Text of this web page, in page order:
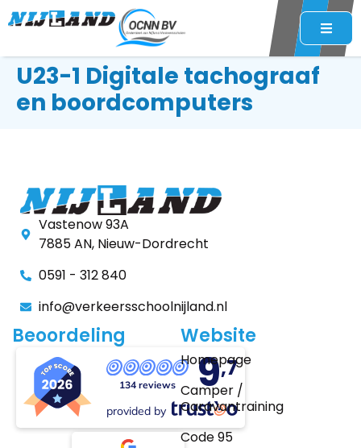
U23-1 Digitale tachograaf
en boordcomputers
Vastenow 93A
7885 AN, Nieuw-Dordrecht
0591 - 312 840
info@verkeersschoolnijland.nl
Beoordeling
134 reviews 9,7
provided by
Website
Homepage
Camper /
Caravantraining
Code 95